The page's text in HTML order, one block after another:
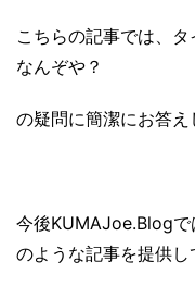
こちらの記事では、
なんぞや？
の疑問に簡潔にお答え
今後KUMAJoe.Blogで
のような記事を提供し